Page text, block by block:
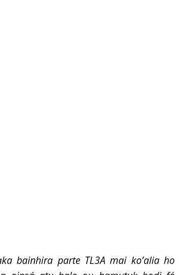
bainhira parte TL3A mai ko’alia ho